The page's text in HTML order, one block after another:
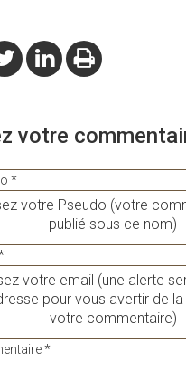
votre
votre Pseudo (votre
publié sous ce nom)
votre email (une alerte
pour vous avertir de
votre commentaire)